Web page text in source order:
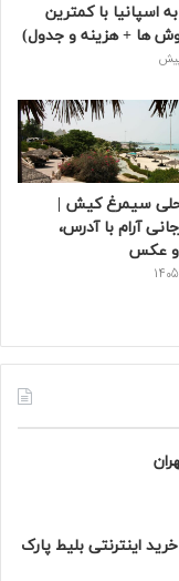
اسپانیا با کمترین
ها + هزینه و جدول)
سیمرغ کیش |
آرام با آدرس،
و عکس
اینترنتی بلیط پارک